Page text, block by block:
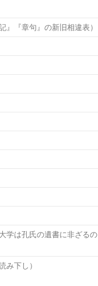
』『章句』の新旧相違表）
学は孔氏の遺書に非ざるの
み下し）